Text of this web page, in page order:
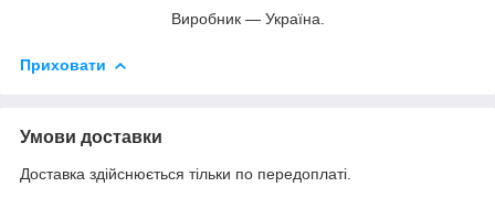
Виробник — Україна.
Приховати
Умови доставки
Доставка здійснюється тільки по передоплаті.